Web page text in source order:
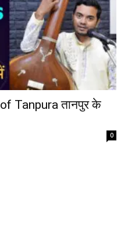
Tanpura तानपुर के
0